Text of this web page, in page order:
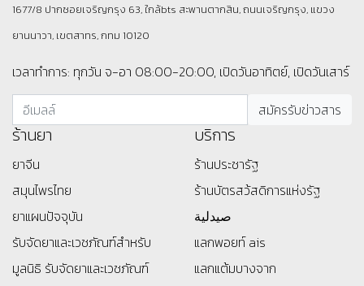
1677/8 ปากซอยเจริญกรุง 63, ใกล้bts สะพานตากสิน, ถนนเจริญกรุง, แขวง
ยานนาวา, เขตสาทร, กทม 10120
เวลาทำการ: ทุกวัน จ-อา 08:00-20:00, เปิดวันอาทิตย์, เปิดวันเสาร์
ร้านยา
ยาจีน
สมุนไพรไทย
ยาแผนปัจจุบัน
รับจัดยาและเวชภัณฑ์สำหรับ
มูลนิธิ รับจัดยาและเวชภัณฑ์
บริการ
ร้านประชารัฐ
ร้านบัตรสว้สดิการแห่งรัฐ
صيدلية
แลกพอยท์ ais
แลกแต้มบางจาก